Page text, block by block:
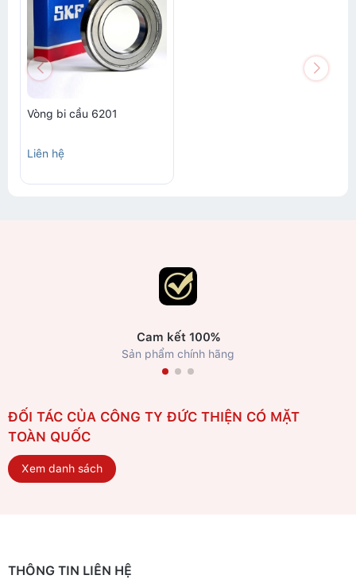
Vòng bi cầu 6201
Liên hệ
Cam kết 100%
Sản phẩm chính hãng
ĐỐI TÁC CỦA CÔNG TY ĐỨC THIỆN CÓ MẶT
TOÀN QUỐC
Xem danh sách
THÔNG TIN LIÊN HỆ